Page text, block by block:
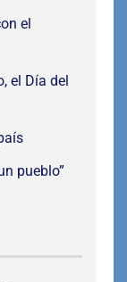
el
el Día del
pueblo”